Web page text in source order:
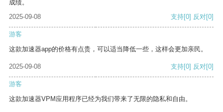
成绩。
2025-09-08
支持[0] 反对[0]
游客
这款加速器app的价格有点贵，可以适当降低一些，这样会更加亲民。
2025-09-08 支持[0] 反对[0]
游客
这款加速器VPM应用程序已经为我们带来了无限的隐私和自由。